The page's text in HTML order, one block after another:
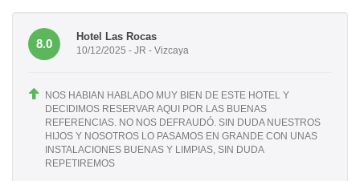
8.0
Hotel Las Rocas
10/12/2025 - JR - Vizcaya
NOS HABIAN HABLADO MUY BIEN DE ESTE HOTEL Y
DECIDIMOS RESERVAR AQUI POR LAS BUENAS
REFERENCIAS. NO NOS DEFRAUDÓ. SIN DUDA NUESTROS
HIJOS Y NOSOTROS LO PASAMOS EN GRANDE CON UNAS
INSTALACIONES BUENAS Y LIMPIAS, SIN DUDA
REPETIREMOS